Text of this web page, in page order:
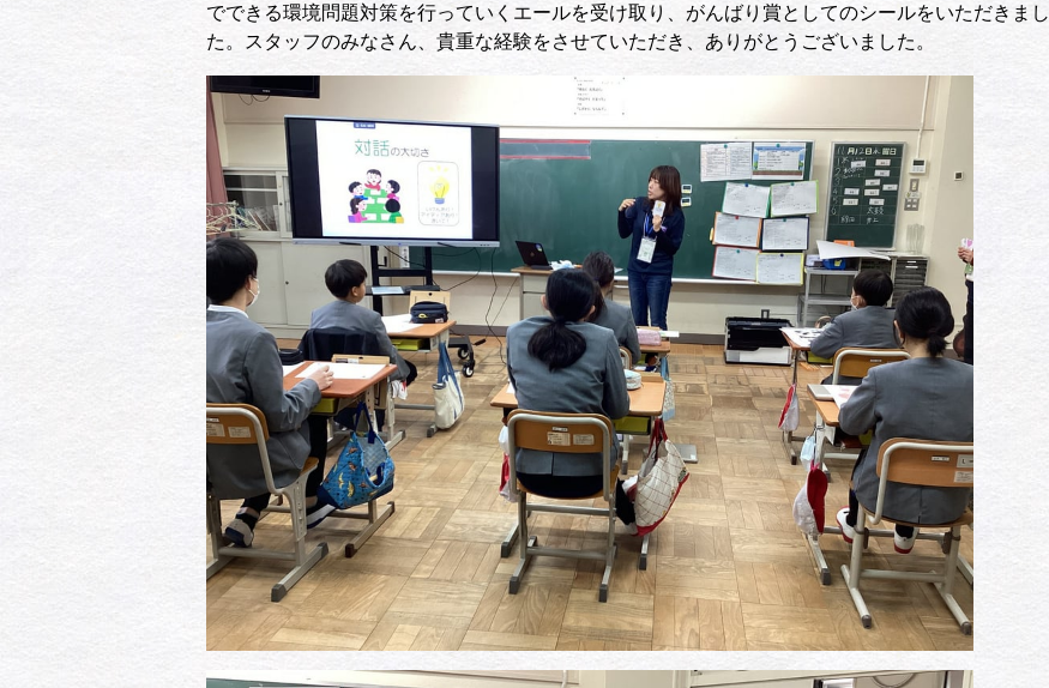
でできる環境問題対策を行っていくエールを受け取り、がんばり賞としてのシールをいただきまし
た。スタッフのみなさん、貴重な経験をさせていただき、ありがとうございました。